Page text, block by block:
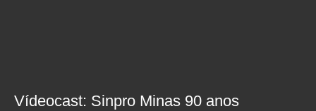
Vídeocast: Sinpro Minas 90 anos